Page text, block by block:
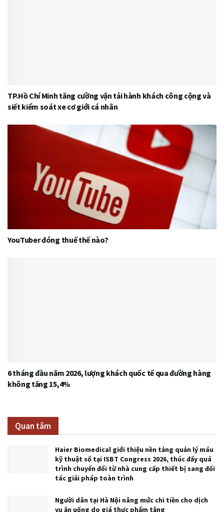
TP.Hồ Chí Minh tăng cường vận tải hành khách công cộng và
siết kiểm soát xe cơ giới cá nhân
YouTuber đóng thuế thế nào?
6 tháng đầu năm 2026, lượng khách quốc tế qua đường hàng
không tăng 15,4%
Quan tâm
Haier Biomedical giới thiệu nền tảng quản lý máu
kỹ thuật số tại ISBT Congress 2026, thúc đẩy quá
trình chuyển đổi từ nhà cung cấp thiết bị sang đối
tác giải pháp toàn trình
Người dân tại Hà Nội nâng mức chi tiền cho dịch
vụ ăn uống do giá thực phẩm tăng